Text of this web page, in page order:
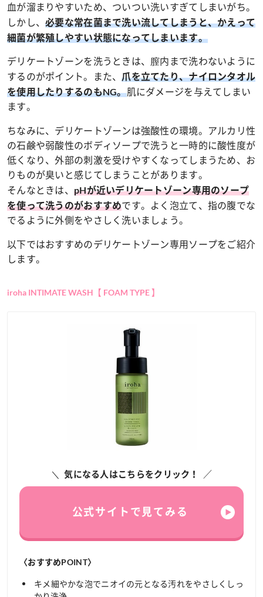
血が溜まりやすいため、ついつい洗いすぎてしまいがち。
しかし、必要な常在菌まで洗い流してしまうと、かえって
細菌が繁殖しやすい状態になってしまいます。
デリケートゾーンを洗うときは、膣内まで洗わないように
するのがポイント。また、爪を立てたり、ナイロンタオル
を使用したりするのもNG。肌にダメージを与えてしまい
ます。
ちなみに、デリケートゾーンは強酸性の環境。アルカリ性
の石鹸や弱酸性のボディソープで洗うと一時的に酸性度が
低くなり、外部の刺激を受けやすくなってしまうため、お
りものが臭いと感じてしまうことがあります。
そんなときは、 pHが近いデリケートゾーン専用のソープ
を使って洗うのがおすすめです。よく泡立て、指の腹でな
でるように外側をやさしく洗いましょう。
以下ではおすすめのデリケートゾーン専用ソープをご紹介
します。
iroha INTIMATE WASH【 FOAM TYPE 】
気になる人はこちらをクリック！
公式サイトで見てみる
〈おすすめPOINT〉
キメ細やかな泡でニオイの元となる汚れをやさしくしっ